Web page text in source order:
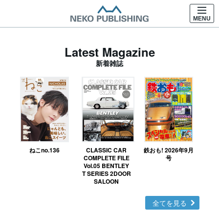
MENU
Latest Magazine
新着雑誌
ねこno.136
CLASSIC CAR
COMPLETE FILE
Vol.05 BENTLEY
T SERIES 2DOOR
SALOON
鉄おも! 2026年9月
号
全てを見る